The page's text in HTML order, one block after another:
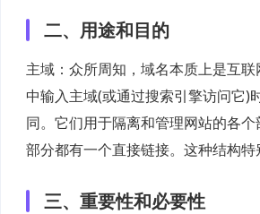
二、用途和目的
主域：众所周知，域名本质上是互
中输入主域(或通过搜索引擎访问它)
同。它们用于隔离和管理网站的各
部分都有一个直接链接。这种结构
三、重要性和必要性